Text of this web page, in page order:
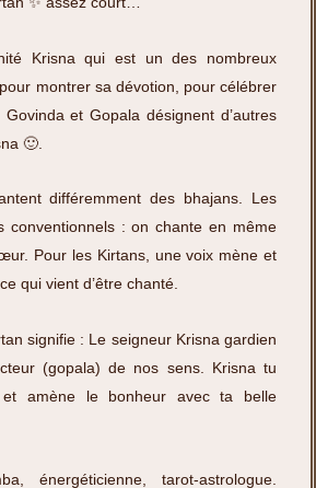
Krisna qui est un des nombreux
montrer sa dévotion, pour célébrer
et Gopala désignent d’autres
🙂.
différemment des bhajans. Les
conventionnels : on chante en même
Pour les Kirtans, une voix mène et
qui vient d’être chanté.
signifie : Le seigneur Krisna gardien
(gopala) de nos sens. Krisna tu
et amène le bonheur avec ta belle
énergéticienne, tarot-astrologue.